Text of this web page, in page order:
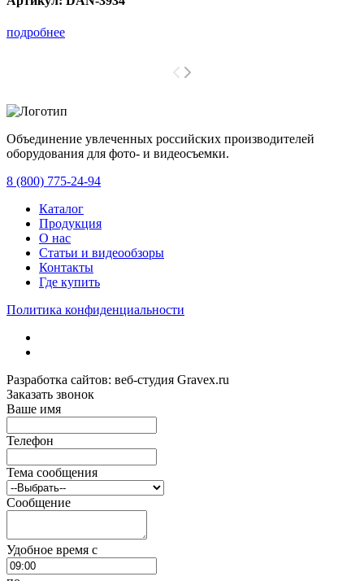
подробнее
Объединение увлеченных российских производителей
оборудования для фото- и видеосъемки.
8 (800) 775-24-94
Каталог
Продукция
О нас
Статьи и видеообзоры
Контакты
Где купить
Политика конфиденциальности
Разработка сайтов: веб-студия Gravex.ru
Заказать звонок
Ваше имя
Телефон
Тема сообщения
Сообщение
Удобное время c